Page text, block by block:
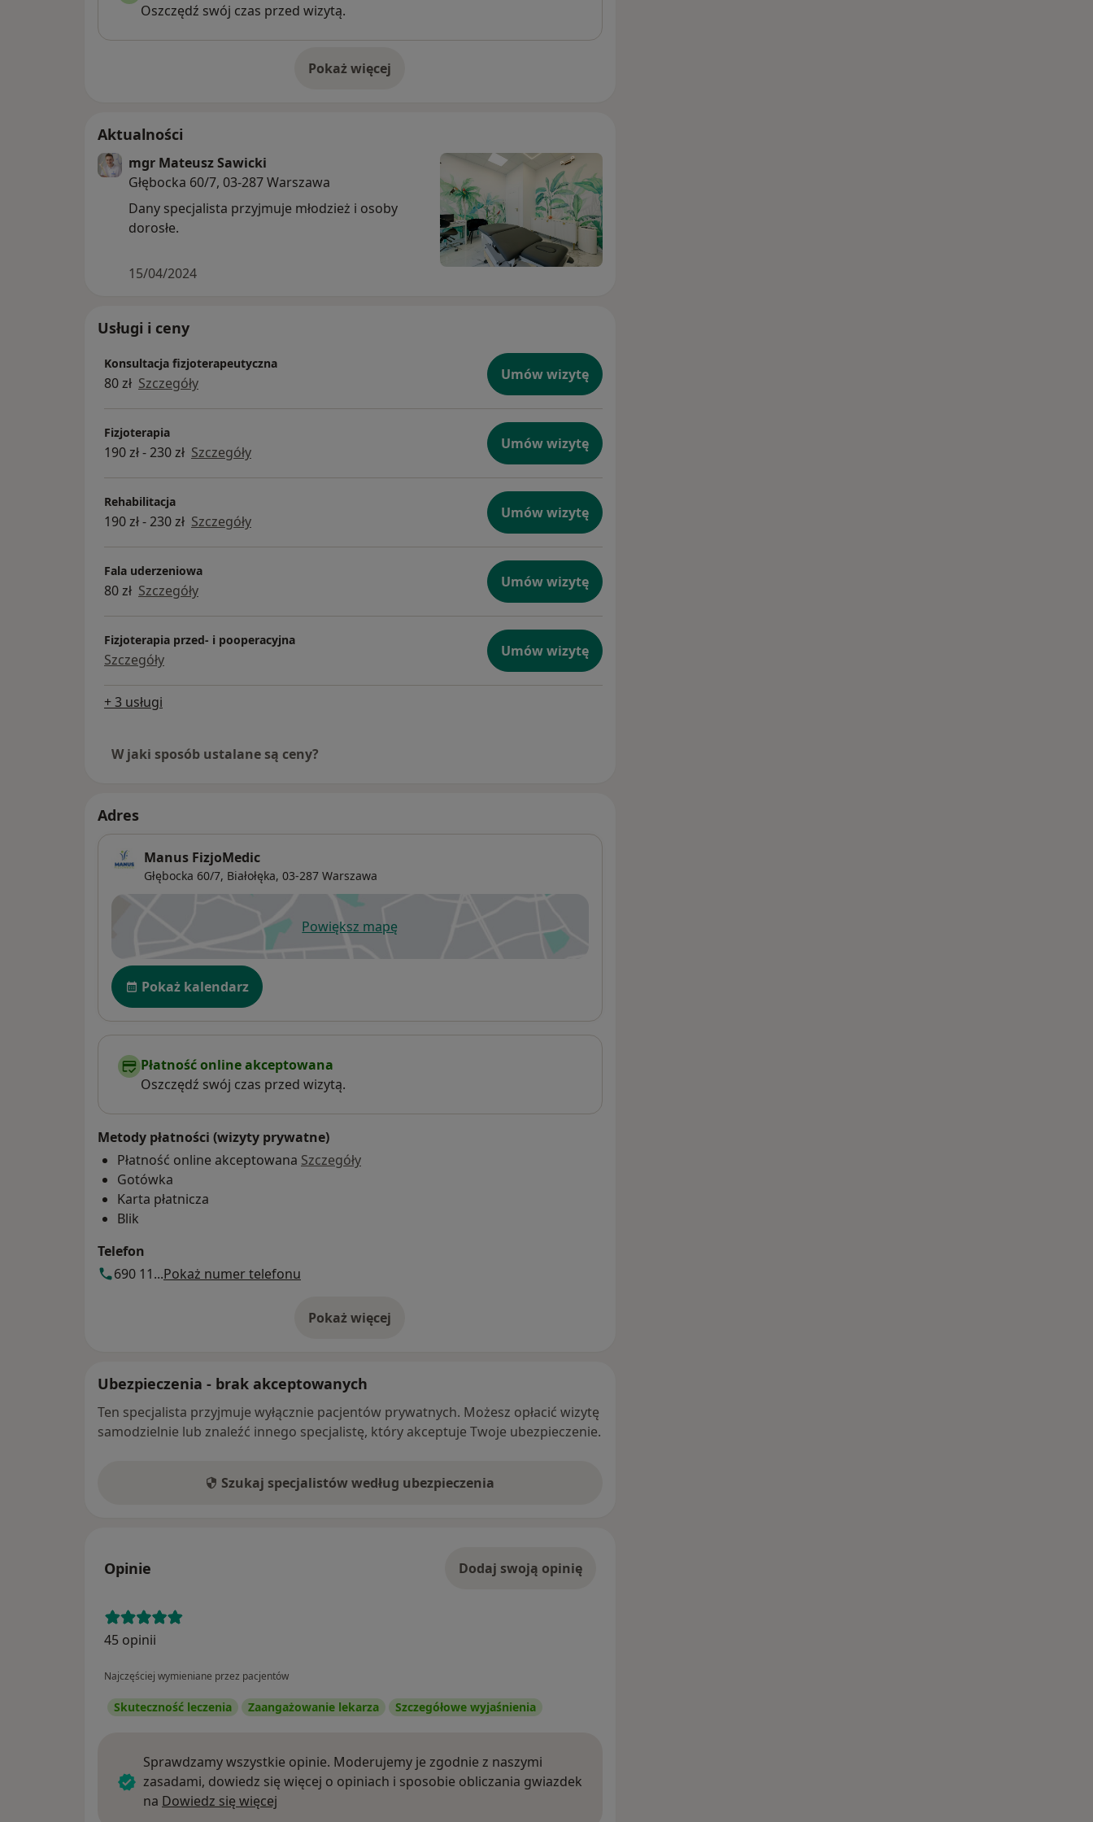
Oszczędź swój czas przed wizytą.
Pokaż więcejo doświadczeniu
Aktualności
mgr Mateusz Sawicki
Głębocka 60/7, 03-287 Warszawa
Dany specjalista przyjmuje młodzież i osoby
dorosłe.
15/04/2024
Usługi i ceny
Konsultacja fizjoterapeutyczna
80 zł Szczegóły Umów wizytę
Fizjoterapia
190 zł - 230 zł Szczegóły Umów wizytę
Rehabilitacja
190 zł - 230 zł Szczegóły Umów wizytę
Fala uderzeniowa
80 zł Szczegóły Umów wizytę
Fizjoterapia przed- i pooperacyjna
Szczegóły Umów wizytę
+ 3 usługi
W jaki sposób ustalane są ceny?
Adres
Manus FizjoMedic
Głębocka 60/7, Białołęka, 03-287 Warszawa
Powiększ mapęotwiera się w nowej karcie
Dostępność
Pokaż kalendarz
Płatność online akceptowana
Oszczędź swój czas przed wizytą.
Metody płatności (wizyty prywatne)
Płatność online akceptowana Szczegóły
Gotówka
Karta płatnicza
Blik
Telefon
690 11...Pokaż numer telefonu
Pokaż więcej
o adresie
Ubezpieczenia - brak akceptowanych
Ten specjalista przyjmuje wyłącznie pacjentów prywatnych. Możesz opłacić wizytę
samodzielnie lub znaleźć innego specjalistę, który akceptuje Twoje ubezpieczenie.
Szukaj specjalistów według ubezpieczenia
Opinie Dodaj swoją opinię
45 opinii
Najczęściej wymieniane przez pacjentów
Skuteczność leczenia Zaangażowanie lekarza Szczegółowe wyjaśnienia
Sprawdzamy wszystkie opinie. Moderujemy je zgodnie z naszymi
zasadami, dowiedz się więcej o opiniach i sposobie obliczania gwiazdek
na Dowiedz się więcej